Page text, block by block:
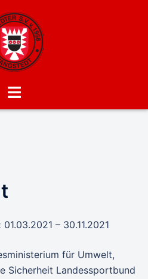
Menü
01.03.2021 – 30.11.2021
für Umwelt,
Sicherheit Landessportbund